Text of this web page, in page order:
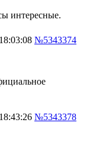
интересные.
№5343374
№5343378